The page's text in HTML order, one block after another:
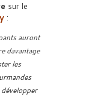
sur le
:
auront
davantage
les